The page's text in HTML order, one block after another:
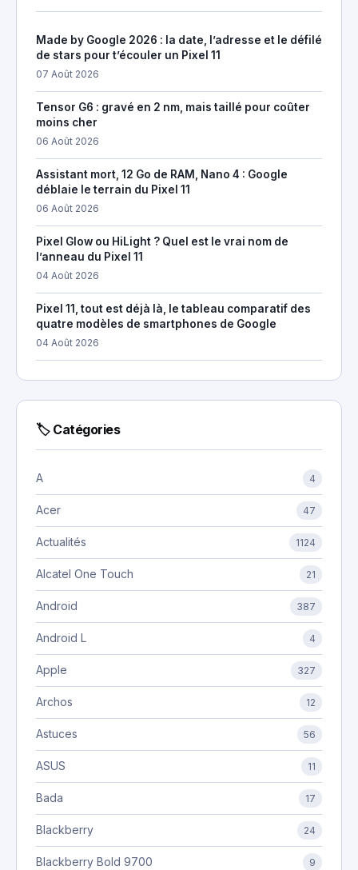
Made by Google 2026 : la date, l’adresse et le défilé
de stars pour t’écouler un Pixel 11
07 Août 2026
Tensor G6 : gravé en 2 nm, mais taillé pour coûter
moins cher
06 Août 2026
Assistant mort, 12 Go de RAM, Nano 4 : Google
déblaie le terrain du Pixel 11
06 Août 2026
Pixel Glow ou HiLight ? Quel est le vrai nom de
l’anneau du Pixel 11
04 Août 2026
Pixel 11, tout est déjà là, le tableau comparatif des
quatre modèles de smartphones de Google
04 Août 2026
🏷 Catégories
A 4
Acer 47
Actualités 1124
Alcatel One Touch 21
Android 387
Android L 4
Apple 327
Archos 12
Astuces 56
ASUS 11
Bada 17
Blackberry 24
Blackberry Bold 9700 9